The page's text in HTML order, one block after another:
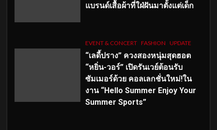
แบรนด์เสื้อผ้าที่ใฝ่ฝันมาตั้งแต่เด็ก
EVENT & CONCERT FASHION UPDATE
“เลดี้ปราง” ควงสองหนุ่มสุดฮอต
“หยิ่น-วอร์” เปิดรันเวย์ต้อนรับ
ซัมเมอร์ด้วย คอลเลกชั่นใหม่!ใน
งาน “Hello Summer Enjoy Your
Summer Sports”